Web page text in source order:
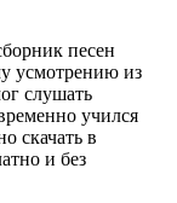
песен
усмотрению из
слушать
учился
скачать в
и без